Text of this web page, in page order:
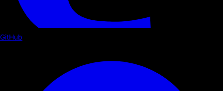
GitHub